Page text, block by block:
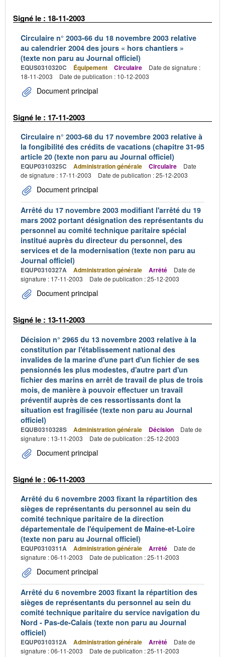
Signé le : 18-11-2003
Circulaire n° 2003-66 du 18 novembre 2003 relative
au calendrier 2004 des jours « hors chantiers »
(texte non paru au Journal officiel)
EQUS0310320C Équipement Circulaire
Date de signature :
18-11-2003
Date de publication : 10-12-2003
Document principal
Signé le : 17-11-2003
Circulaire n° 2003-68 du 17 novembre 2003 relative à
la fongibilité des crédits de vacations (chapitre 31-95
article 20 (texte non paru au Journal officiel)
EQUP0310325C Administration générale Circulaire
Date
de signature : 17-11-2003
Date de publication : 25-12-2003
Document principal
Arrêté du 17 novembre 2003 modifiant l'arrêté du 19
mars 2002 portant désignation des représentants du
personnel au comité technique paritaire spécial
institué auprès du directeur du personnel, des
services et de la modernisation (texte non paru au
Journal officiel)
EQUP0310327A Administration générale Arrêté
Date de
signature : 17-11-2003
Date de publication : 25-12-2003
Document principal
Signé le : 13-11-2003
Décision n° 2965 du 13 novembre 2003 relative à la
constitution par l'établissement national des
invalides de la marine d'une part d'un fichier de ses
pensionnés les plus modestes, d'autre part d'un
fichier des marins en arrêt de travail de plus de trois
mois, de manière à pouvoir effectuer un travail
préventif auprès de ces ressortissants dont la
situation est fragilisée (texte non paru au Journal
officiel)
EQUB0310328S Administration générale Décision
Date de
signature : 13-11-2003
Date de publication : 25-12-2003
Document principal
Signé le : 06-11-2003
Arrêté du 6 novembre 2003 fixant la répartition des
sièges de représentants du personnel au sein du
comité technique paritaire de la direction
départementale de l'équipement de Maine-et-Loire
(texte non paru au Journal officiel)
EQUP0310311A Administration générale Arrêté
Date de
signature : 06-11-2003
Date de publication : 25-11-2003
Document principal
Arrêté du 6 novembre 2003 fixant la répartition des
sièges de représentants du personnel au sein du
comité technique paritaire du service navigation du
Nord - Pas-de-Calais (texte non paru au Journal
officiel)
EQUP0310312A Administration générale Arrêté
Date de
signature : 06-11-2003
Date de publication : 25-11-2003